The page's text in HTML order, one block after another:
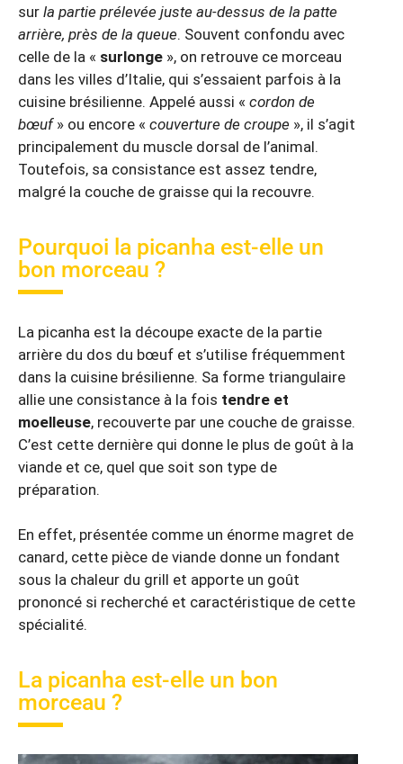
sur la partie prélevée juste au-dessus de la patte
arrière, près de la queue. Souvent confondu avec
celle de la « surlonge », on retrouve ce morceau
dans les villes d’Italie, qui s’essaient parfois à la
cuisine brésilienne. Appelé aussi « cordon de
bœuf» ou encore « couverture de croupe », il s’agit
principalement du muscle dorsal de l’animal.
Toutefois, sa consistance est assez tendre,
malgré la couche de graisse qui la recouvre.
Pourquoi la picanha est-elle un
bon morceau ?
La picanha est la découpe exacte de la partie
arrière du dos du bœuf et s’utilise fréquemment
dans la cuisine brésilienne. Sa forme triangulaire
allie une consistance à la fois tendre et
moelleuse, recouverte par une couche de graisse.
C’est cette dernière qui donne le plus de goût à la
viande et ce, quel que soit son type de
préparation.
En effet, présentée comme un énorme magret de
canard, cette pièce de viande donne un fondant
sous la chaleur du grill et apporte un goût
prononcé si recherché et caractéristique de cette
spécialité.
La picanha est-elle un bon
morceau ?